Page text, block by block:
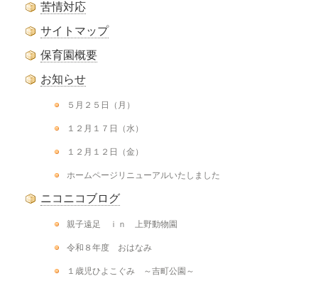
苦情対応
サイトマップ
保育園概要
お知らせ
５月２５日（月）
１２月１７日（水）
１２月１２日（金）
ホームページリニューアルいたしました
ニコニコブログ
親子遠足 ｉｎ 上野動物園
令和８年度 おはなみ
１歳児ひよこぐみ ～吉町公園～